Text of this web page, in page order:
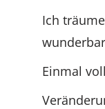
Ich
Einmal